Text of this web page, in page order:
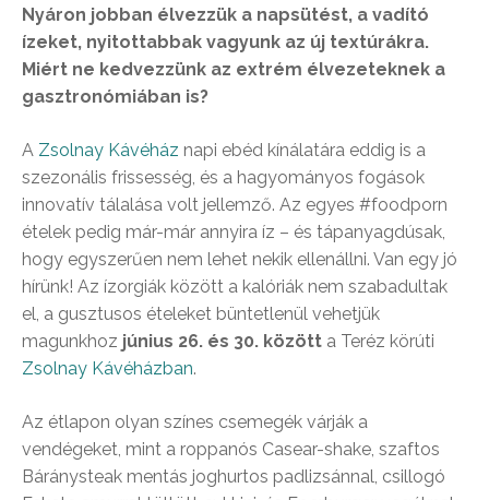
Nyáron jobban élvezzük a napsütést, a vadító
ízeket, nyitottabbak vagyunk az új textúrákra.
Miért ne kedvezzünk az extrém élvezeteknek a
gasztronómiában is?
A Zsolnay Kávéház napi ebéd kínálatára eddig is a
szezonális frissesség, és a hagyományos fogások
innovatív tálalása volt jellemző. Az egyes #foodporn
ételek pedig már-már annyira íz – és tápanyagdúsak,
hogy egyszerűen nem lehet nekik ellenállni. Van egy jó
hírünk! Az ízorgiák között a kalóriák nem szabadultak
el, a gusztusos ételeket büntetlenül vehetjük
magunkhoz június 26. és 30. között a Teréz körúti
Zsolnay Kávéházban.
Az étlapon olyan színes csemegék várják a
vendégeket, mint a roppanós Casear-shake, szaftos
Báránysteak mentás joghurtos padlizsánnal, csillogó